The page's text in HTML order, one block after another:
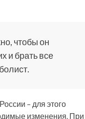
чтобы он
и брать все
– для этого
изменения. При